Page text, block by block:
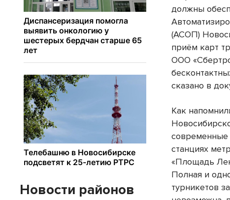
должны
(АСОП)
приём карт
ООО
сказано в
Как
современные
станциях
«Площадь
Полная и
турникетов
Новости районов